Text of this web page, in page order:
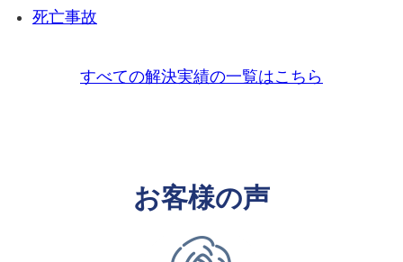
死亡事故
すべての解決実績の一覧はこちら
お客様の声